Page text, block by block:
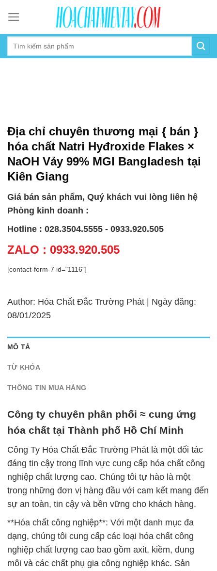
content
Địa chỉ chuyên thương mại { bán }
hóa chất Natri Hyđroxide Flakes ×
NaOH Vảy 99% MGI Bangladesh tại
Kiên Giang
Giá bán sản phẩm, Quý khách vui lòng liên hệ
Phòng kinh doanh :
Hotline : 028.3504.5555 - 0933.920.505
ZALO : 0933.920.505
[contact-form-7 id="1116"]
Author: Hóa Chất Đắc Trường Phát | Ngày đăng:
08/01/2025
MÔ TẢ
TỪ KHÓA
THÔNG TIN MUA HÀNG
Công ty chuyên phân phối ≈ cung ứng
hóa chất tại Thành phố Hồ Chí Minh
Công Ty Hóa Chất Đắc Trường Phát là một đối tác
đáng tin cậy trong lĩnh vực cung cấp hóa chất công
nghiệp chất lượng cao. Chúng tôi tự hào là một
trong những đơn vị hàng đầu với cam kết mang đến
sự an toàn, tin cậy và bền vững cho khách hàng.
**Hóa chất công nghiệp**: Với một danh mục đa
dạng, chúng tôi cung cấp các loại hóa chất công
nghiệp chất lượng cao bao gồm axit, kiềm, dung
môi và các chất phụ gia công nghiệp khác. Sản